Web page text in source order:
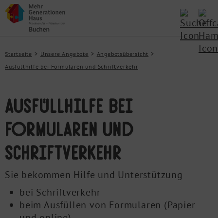
Startseite Unsere Angebote
Angebotsübersicht
Ausfüllhilfe bei Formularen und Schriftverkehr
Ausfüllhilfe bei
Formularen und
Schriftverkehr
Sie bekommen Hilfe und Unterstützung
bei Schriftverkehr
beim Ausfüllen von Formularen (Papier